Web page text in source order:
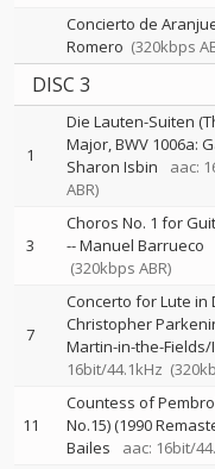
Concierto de
Romero (320kbps
DISC 3
1
Die Lauten-Suiten
Major, BWV 1006a:
Sharon Isbin
aac:
ABR)
3
Choros No. 1 for
--Manuel Barrueco
(320kbps ABR)
7
Concerto for Lute in
Christopher
Martin-in-the-
16bit/44.1kHz
11
Countess of
No.15) (1990
Bailes
aac: 16bit/